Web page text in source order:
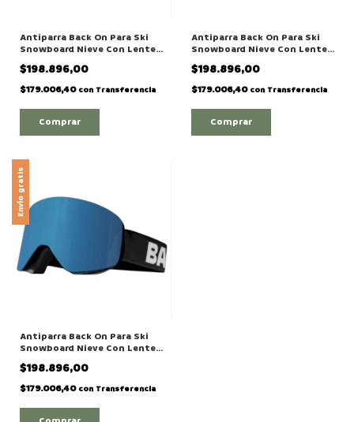
Antiparra Back On Para Ski
Snowboard Nieve Con Lente
Intercambiable Modelo
"TIME"
$198.896,00
$179.006,40 con Transferencia
Antiparra Back On Para Ski
Snowboard Nieve Con Lente
Intercambiable Modelo
"MOUNTAIN"
$198.896,00
$179.006,40 con Transferencia
Envío gratis
Antiparra Back On Para Ski
Snowboard Nieve Con Lente
Intercambiable Modelo
"BUSINESS"
$198.896,00
$179.006,40 con Transferencia